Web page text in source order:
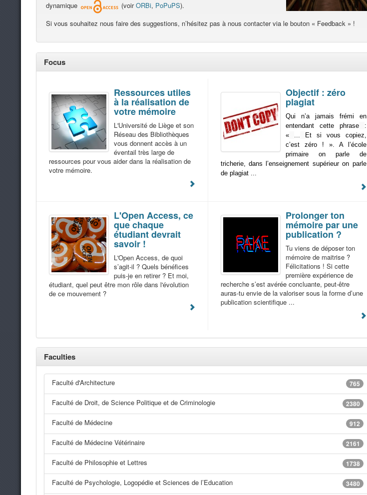
dynamique
(voirORBi, PoPuPS).
Si vous souhaitez nous faire des suggestions, n’hésitez pas à nous contacter via le bouton « Feedback » !
Focus
Ressources utiles
à la réalisation de
votre mémoire
L'Université de Liège et son
Réseau des Bibliothèques
vous donnent accès à un
éventail très large de
ressources pour vous aider dans la réalisation de
votre mémoire.
Objectif : zéro
plagiat
Qui n’a jamais frémi en
entendant cette phrase
:
«
...
Et si vous copiez,
c’est zéro ! ». A l’école
primaire on parle de
tricherie, dans l’enseignement supérieur on parle
de plagiat ...
L'Open Access, ce
que chaque
étudiant devrait
savoir !
L'Open Access, de quoi
s’agit-il ? Quels bénéfices
puis-je en retirer ? Et moi,
étudiant, quel peut être mon rôle dans l'évolution
de ce mouvement ?
Prolonger ton
mémoire par une
publication ?
Tu viens de déposer ton
mémoire de maitrise ?
Félicitations ! Si cette
première expérience de
recherche s’est avérée concluante, peut-être
auras-tu envie de la valoriser sous la forme d’une
publication scientifique ...
Faculties
Faculté d'Architecture 765
Faculté de Droit, de Science Politique et de Criminologie 2380
Faculté de Médecine 912
Faculté de Médecine Vétérinaire 2161
Faculté de Philosophie et Lettres 1738
Faculté de Psychologie, Logopédie et Sciences de l’Education 3480